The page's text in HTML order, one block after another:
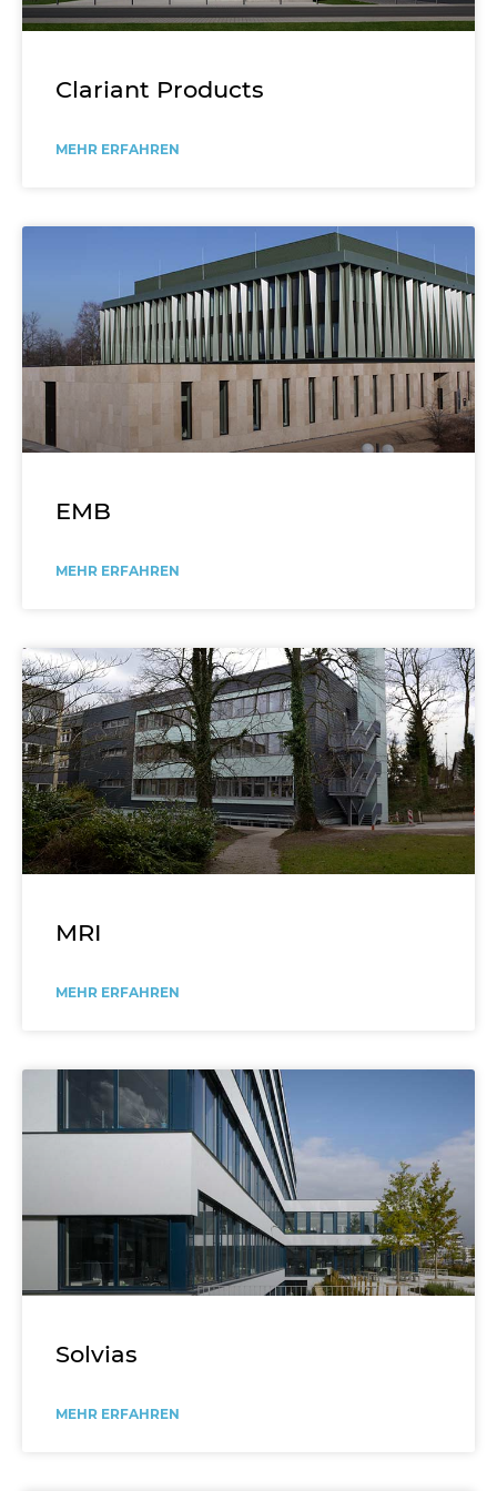
Clariant Products
MEHR ERFAHREN
EMB
MEHR ERFAHREN
MRI
MEHR ERFAHREN
Solvias
MEHR ERFAHREN